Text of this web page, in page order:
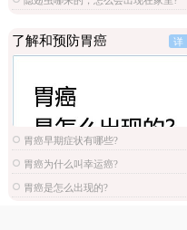
了解和预防胃癌 详
胃癌早期症状有哪些?
胃癌为什么叫幸运癌?
胃癌是怎么出现的?